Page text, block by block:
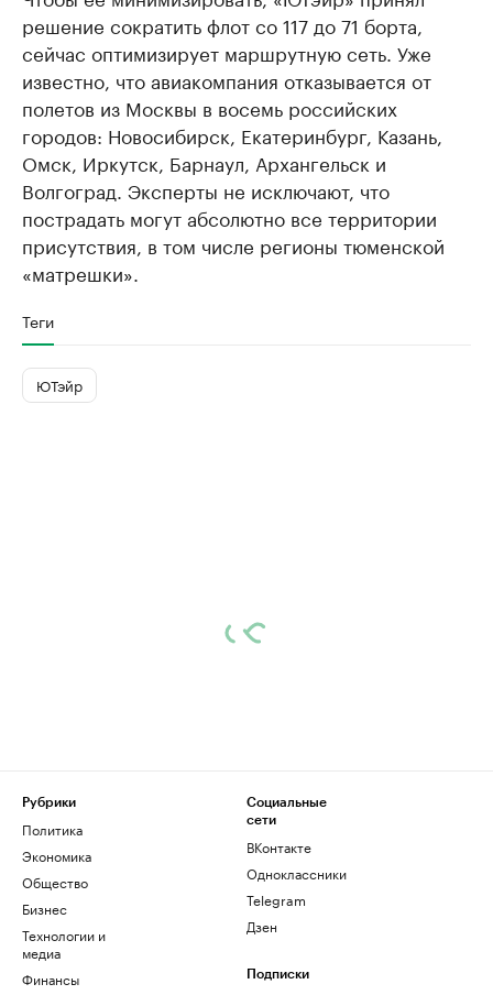
решение сократить флот со 117 до 71 борта,
сейчас оптимизирует маршрутную сеть. Уже
известно, что авиакомпания отказывается от
полетов из Москвы в восемь российских
городов: Новосибирск, Екатеринбург, Казань,
Омск, Иркутск, Барнаул, Архангельск и
Волгоград. Эксперты не исключают, что
пострадать могут абсолютно все территории
присутствия, в том числе регионы тюменской
«матрешки».
Теги
ЮТэйр
Рубрики
Политика
Экономика
Общество
Бизнес
Технологии и
медиа
Финансы
Социальные
сети
ВКонтакте
Одноклассники
Telegram
Дзен
Подписки